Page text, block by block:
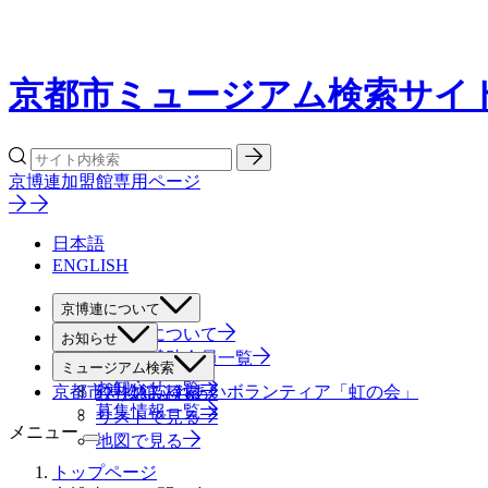
京都市ミュージアム検索サイ
京博連加盟館専用ページ
日本語
ENGLISH
京博連について
京博連について
役員・賛助会員一覧
お知らせ
すべて
お知らせ一覧
募集情報一覧
ミュージアム検索
絞り込み検索
リストで見る
地図で見る
京都市博物館ふれあいボランティア「虹の会」
メニュー
トップページ